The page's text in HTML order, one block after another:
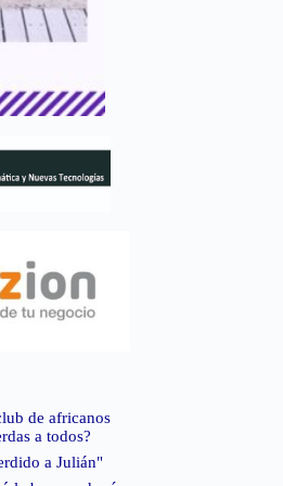
de africanos
a todos?
a Julián"